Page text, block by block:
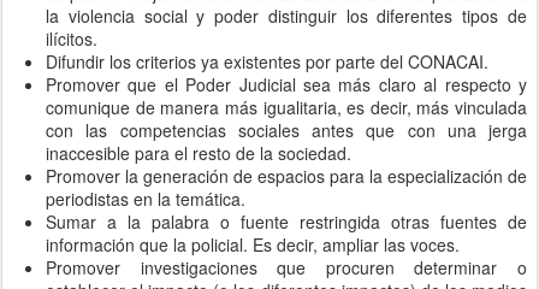
la violencia social y poder distinguir los diferentes tipos de
ilícitos.
Difundir los criterios ya existentes por parte del CONACAI.
Promover que el Poder Judicial sea más claro al respecto y
comunique de manera más igualitaria, es decir, más vinculada
con las competencias sociales antes que con una jerga
inaccesible para el resto de la sociedad.
Promover la generación de espacios para la especialización de
periodistas en la temática.
Sumar a la palabra o fuente restringida otras fuentes de
información que la policial. Es decir, ampliar las voces.
Promover investigaciones que procuren determinar o